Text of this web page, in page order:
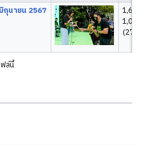
ถุนายน 2567
1,620
1,080
(273 กิ
ล์นี้